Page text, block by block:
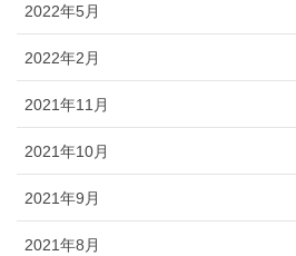
2022年5月
2022年2月
2021年11月
2021年10月
2021年9月
2021年8月